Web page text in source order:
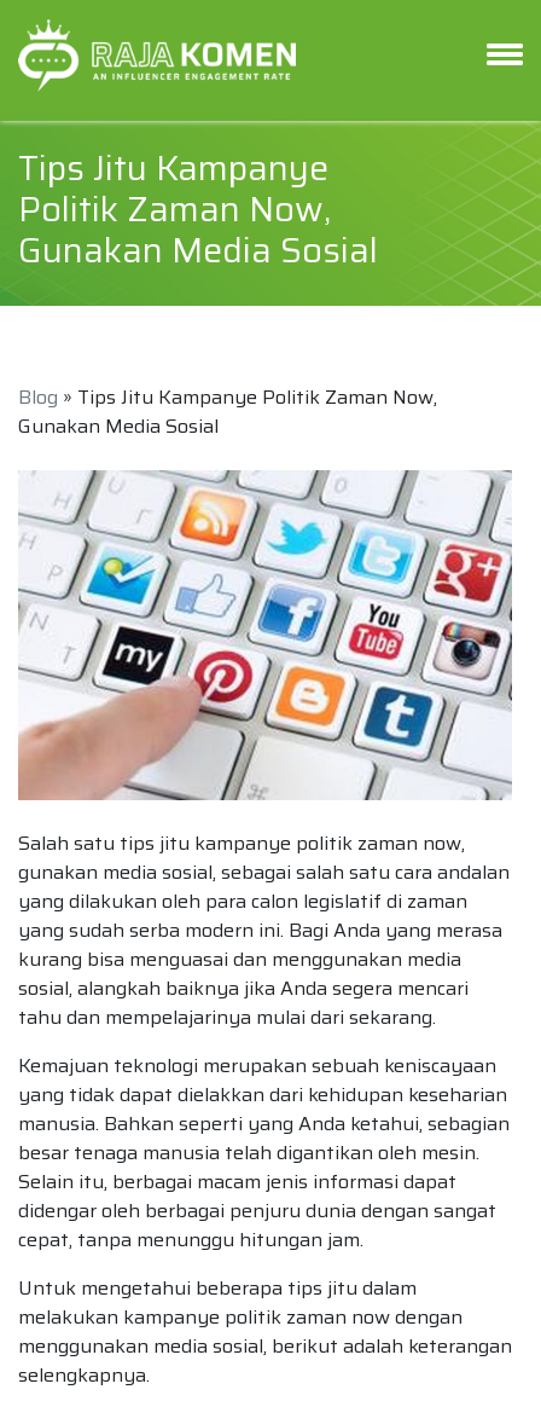
Tips Jitu Kampanye
Politik Zaman Now,
Gunakan Media Sosial
Blog » Tips Jitu Kampanye Politik Zaman Now,
Gunakan Media Sosial
Salah satu tips jitu kampanye politik zaman now,
gunakan media sosial, sebagai salah satu cara andalan
yang dilakukan oleh para calon legislatif di zaman
yang sudah serba modern ini. Bagi Anda yang merasa
kurang bisa menguasai dan menggunakan media
sosial, alangkah baiknya jika Anda segera mencari
tahu dan mempelajarinya mulai dari sekarang.
Kemajuan teknologi merupakan sebuah keniscayaan
yang tidak dapat dielakkan dari kehidupan keseharian
manusia. Bahkan seperti yang Anda ketahui, sebagian
besar tenaga manusia telah digantikan oleh mesin.
Selain itu, berbagai macam jenis informasi dapat
didengar oleh berbagai penjuru dunia dengan sangat
cepat, tanpa menunggu hitungan jam.
Untuk mengetahui beberapa tips jitu dalam
melakukan kampanye politik zaman now dengan
menggunakan media sosial, berikut adalah keterangan
selengkapnya.